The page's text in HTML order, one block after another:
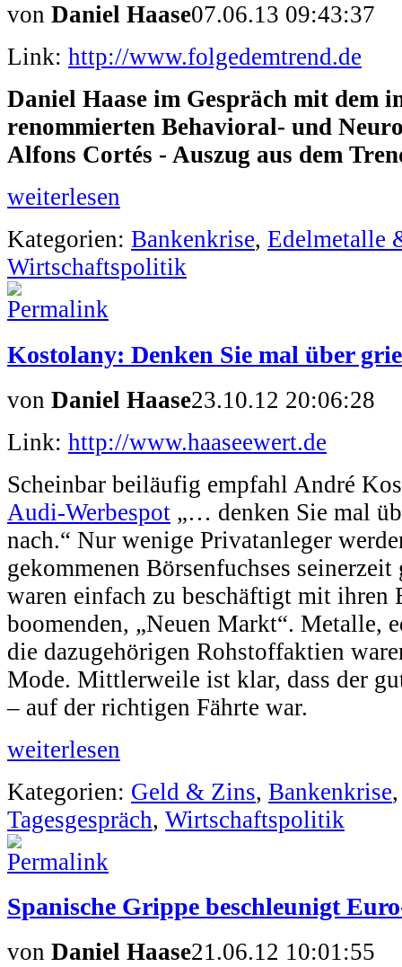
von Daniel Haase07.06.13 09:43:37
Link: http://www.folgedemtrend.de
Daniel Haase im Gespräch mit dem
renommierten Behavioral- und
Alfons Cortés - Auszug aus dem
weiterlesen
Kategorien: Bankenkrise, Edelmetalle
Wirtschaftspolitik
Kostolany: Denken Sie mal über
von Daniel Haase23.10.12 20:06:28
Link: http://www.haaseewert.de
Scheinbar beiläufig empfahl André
Audi-Werbespot „… denken Sie mal
nach.“ Nur wenige Privatanleger
gekommenen Börsenfuchses
waren einfach zu beschäftigt mit ihren
boomenden, „Neuen Markt“. Metalle,
die dazugehörigen Rohstoffaktien
Mode. Mittlerweile ist klar, dass der
– auf der richtigen Fährte war.
weiterlesen
Kategorien: Geld & Zins, Bankenkrise
Tagesgespräch, Wirtschaftspolitik
Spanische Grippe beschleunigt
von Daniel Haase21.06.12 10:01:55